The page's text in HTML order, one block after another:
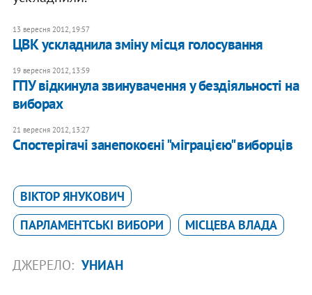
13 вересня 2012, 19:57
ЦВК ускладнила зміну місця голосування
19 вересня 2012, 13:59
ГПУ відкинула звинувачення у бездіяльності на
виборах
21 вересня 2012, 13:27
Спостерігачі занепокоєні "міграцією" виборців
ВІКТОР ЯНУКОВИЧ
ПАРЛАМЕНТСЬКІ ВИБОРИ
МІСЦЕВА ВЛАДА
ДЖЕРЕЛО: УНИАН